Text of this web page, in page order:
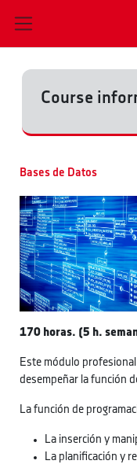
Course
Bases de Datos
170 horas. (5 h.
Este módulo
desempeñar la función
La función de
La inserción y
La planificación y